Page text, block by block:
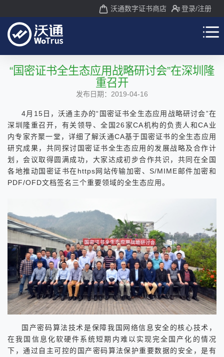
沃通数字证书商店 登录/注册
“国密证书全生态应用战略研讨会”在深圳隆
重召开
发布日期：2019-04-16
4月15日，沃通主办的“国密证书全生态应用战略研讨会”在
深圳隆重召开，有关领导、全国26家CA机构的负责人和CA业
内专家齐聚一堂，详细了解沃通CA基于国密证书的全生态应用
研究成果，共同探讨国密证书全生态应用的发展战略及合作计
划，会议取得圆满成功，大家达成初步合作共识，共同在全国
各地推动国密证书在https网站传输加密、S/MIME邮件加密和
PDF/OFD文档签名三个重要领域的全生态应用。
国产密码算法技术是保障我国网络信息安全的核心技术，
在我国信息化软硬件系统短期内难以实现完全国产化的情况
下，通过自主可控的国产密码算法保护重要数据的安全，是有